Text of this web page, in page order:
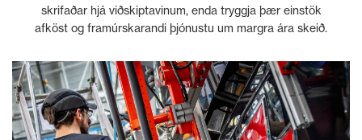
skrifaðar hjá viðskiptavinum, enda tryggja þær einstök
afköst og framúrskarandi þjónustu um margra ára skeið.